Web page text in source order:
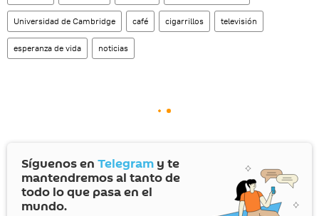
Universidad de Cambridge café cigarrillos televisión
esperanza de vida noticias
Síguenos en Telegram y te
mantendremos al tanto de
todo lo que pasa en el
mundo.